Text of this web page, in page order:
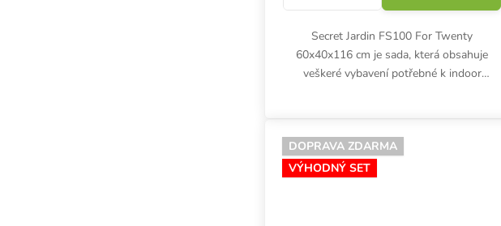
Secret Jardin FS100 For Twenty
60x40x116 cm je sada, která obsahuje
veškeré vybavení potřebné k indoor
DOPRAVA ZDARMA
VÝHODNÝ SET